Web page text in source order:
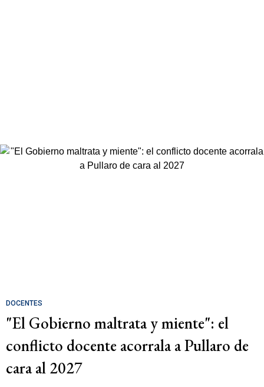
DOCENTES
"El Gobierno maltrata y miente": el
conflicto docente acorrala a Pullaro de
cara al 2027